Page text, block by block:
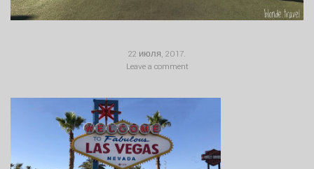
22 июля, 2017.
Leave a comment